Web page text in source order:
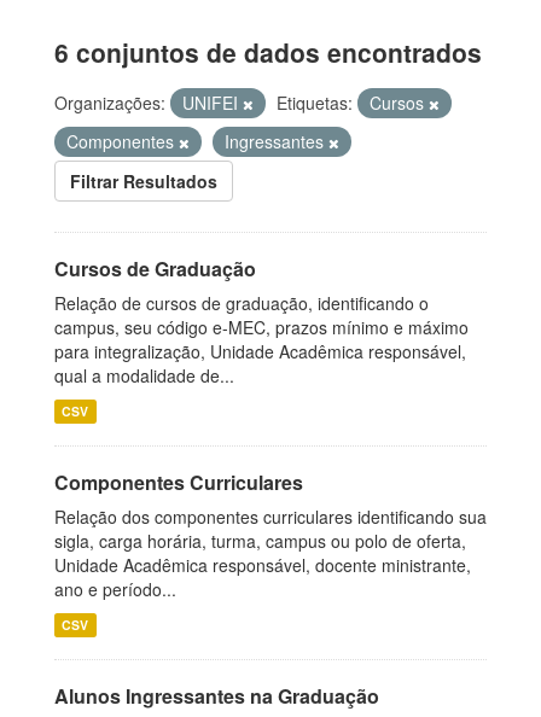
6 conjuntos de dados encontrados
Organizações: UNIFEI Etiquetas:
Cursos
Componentes
Ingressantes
Filtrar Resultados
Cursos de Graduação
Relação de cursos de graduação, identificando o
campus, seu código e-MEC, prazos mínimo e máximo
para integralização, Unidade Acadêmica responsável,
qual a modalidade de...
CSV
Componentes Curriculares
Relação dos componentes curriculares identificando sua
sigla, carga horária, turma, campus ou polo de oferta,
Unidade Acadêmica responsável, docente ministrante,
ano e período...
CSV
Alunos Ingressantes na Graduação